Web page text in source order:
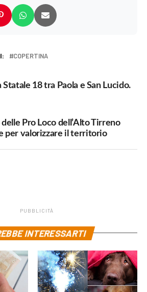
COPERTINA
18 tra Paola e San Lucido.
Pro Loco dell’Alto Tirreno
per valorizzare il territorio
PUBBLICITÀ
INTERESSARTI